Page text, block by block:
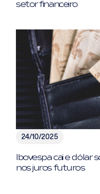
setor financeiro
24/10/2025
Ibovespa cai e dólar
nos juros futuros